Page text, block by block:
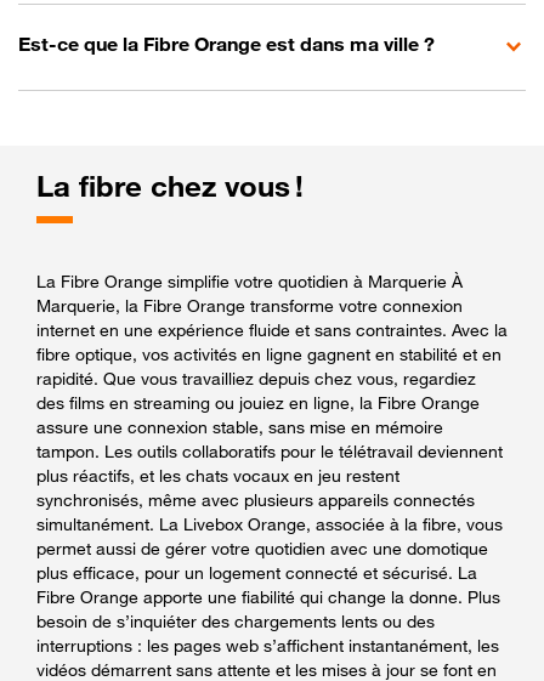
Est-ce que la Fibre Orange est dans ma ville ?
La fibre chez vous !
La Fibre Orange simplifie votre quotidien à Marquerie À
Marquerie, la Fibre Orange transforme votre connexion
internet en une expérience fluide et sans contraintes. Avec la
fibre optique, vos activités en ligne gagnent en stabilité et en
rapidité. Que vous travailliez depuis chez vous, regardiez
des films en streaming ou jouiez en ligne, la Fibre Orange
assure une connexion stable, sans mise en mémoire
tampon. Les outils collaboratifs pour le télétravail deviennent
plus réactifs, et les chats vocaux en jeu restent
synchronisés, même avec plusieurs appareils connectés
simultanément. La Livebox Orange, associée à la fibre, vous
permet aussi de gérer votre quotidien avec une domotique
plus efficace, pour un logement connecté et sécurisé. La
Fibre Orange apporte une fiabilité qui change la donne. Plus
besoin de s’inquiéter des chargements lents ou des
interruptions : les pages web s’affichent instantanément, les
vidéos démarrent sans attente et les mises à jour se font en